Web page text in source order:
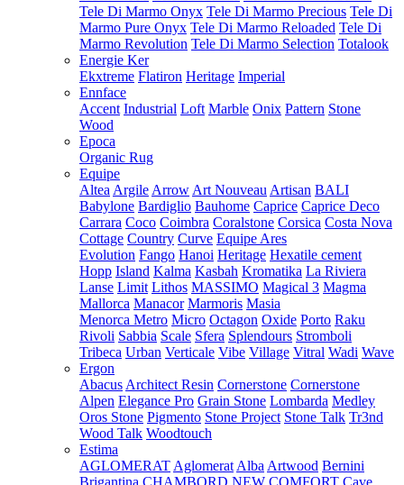
Tele Di Marmo Onyx Tele Di Marmo Precious Tele Di
Marmo Pure Onyx Tele Di Marmo Reloaded Tele Di
Marmo Revolution Tele Di Marmo Selection Totalook
Energie Ker
Ekxtreme Flatiron Heritage Imperial
Ennface
Accent Industrial Loft Marble Onix Pattern Stone
Wood
Epoca
Organic Rug
Equipe
Altea Argile Arrow Art Nouveau Artisan BALI
Babylone Bardiglio Bauhome Caprice Caprice Deco
Carrara Coco Coimbra Coralstone Corsica Costa Nova
Cottage Country Curve Equipe Ares
Evolution Fango Hanoi Heritage Hexatile cement
Hopp Island Kalma Kasbah Kromatika La Riviera
Lanse Limit Lithos MASSIMO Magical 3 Magma
Mallorca Manacor Marmoris Masia
Menorca Metro Micro Octagon Oxide Porto Raku
Rivoli Sabbia Scale Sfera Splendours Stromboli
Tribeca Urban Verticale Vibe Village Vitral Wadi Wave
Ergon
Abacus Architect Resin Cornerstone Cornerstone
Alpen Elegance Pro Grain Stone Lombarda Medley
Oros Stone Pigmento Stone Project Stone Talk Tr3nd
Wood Talk Woodtouch
Estima
AGLOMERAT Aglomerat Alba Artwood Bernini